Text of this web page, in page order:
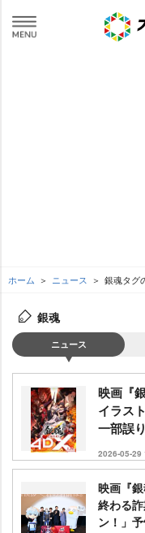
ホーム ニュース 銀魂タグ
銀魂
ニュース
映画『
イラス
一部誤り
2026-05-29
映画『
終わる
ン！」